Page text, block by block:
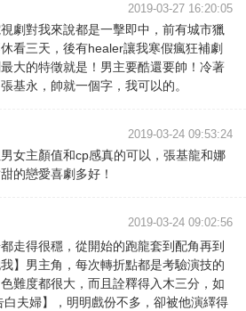
2019-03-27 16:20:05
劇對我來說都是一擊即中，前有城市獵
看三天，後有healer讓我寒假瘋狂補劇
大的特徵就是！男主要酷還要帥！冷著
基永，帥就一個字，我可以的。
2019-03-24 09:53:24
女主顏值和cp感真的可以，張基龍和娜
的戀愛喜劇多好！
2019-03-24 09:02:56
走得很穩，從開始的跑龍套到配角再到
】男主角，每次轉折點都是考驗演技的
難度都很大，而且詮釋得入木三分，如
白夫婦】，明明戲份不多，卻被他演繹得